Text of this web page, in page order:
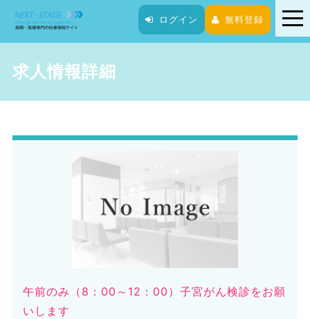
ログイン 無料登録
求人情報詳細
午前のみ（8：00～12：00）子宮がん検診をお願
いします